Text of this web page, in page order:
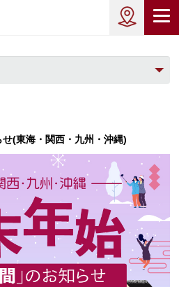
(東海・関西・九州・沖縄)